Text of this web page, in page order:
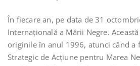
În fiecare an, pe data de 31
Internațională a Mării Negre.
originile în anul 1996, atunci când a
Strategic de Acțiune pentru Marea